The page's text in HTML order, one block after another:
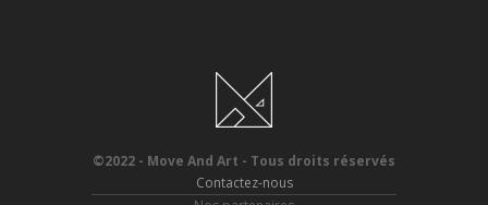
©2022 - Move And Art - Tous droits réservés
Contactez-nous